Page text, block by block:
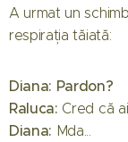
A urmat un
respirația tăiată:
Diana: Pardon?
Raluca: Cred că
Diana: Mda...